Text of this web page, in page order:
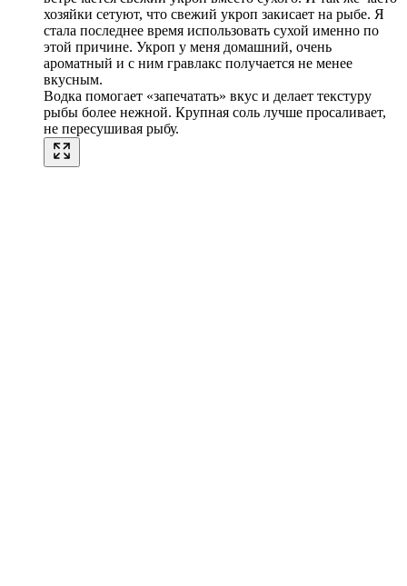
хозяйки сетуют, что свежий укроп закисает на рыбе. Я
стала последнее время использовать сухой именно по
этой причине. Укроп у меня домашний, очень
ароматный и с ним гравлакс получается не менее
вкусным.
Водка помогает «запечатать» вкус и делает текстуру
рыбы более нежной. Крупная соль лучше просаливает,
не пересушивая рыбу.